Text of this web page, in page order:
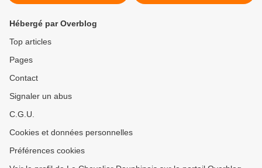
Hébergé par Overblog
Top articles
Pages
Contact
Signaler un abus
C.G.U.
Cookies et données personnelles
Préférences cookies